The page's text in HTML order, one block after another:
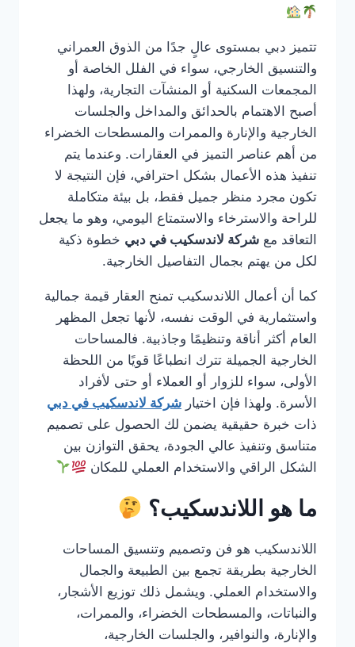
تتميز دبي بمستوى عالٍ جدًا من الذوق العمراني
والتنسيق الخارجي، سواء في الفلل الخاصة أو
المجمعات السكنية أو المنشآت التجارية، ولهذا
أصبح الاهتمام بالحدائق والمداخل والجلسات
الخارجية والإنارة والممرات والمسطحات الخضراء
من أهم عناصر التميز في العقارات. وعندما يتم
تنفيذ هذه الأعمال بشكل احترافي، فإن النتيجة لا
تكون مجرد منظر جميل فقط، بل بيئة متكاملة
للراحة والاسترخاء والاستمتاع اليومي، وهو ما يجعل
التعاقد مع شركة لاندسكيب في دبي خطوة ذكية
لكل من يهتم بجمال التفاصيل الخارجية.
كما أن أعمال اللاندسكيب تمنح العقار قيمة جمالية
واستثمارية في الوقت نفسه، لأنها تجعل المظهر
العام أكثر أناقة وتنظيمًا وجاذبية. فالمساحات
الخارجية الجميلة تترك انطباعًا قويًا من اللحظة
الأولى، سواء للزوار أو العملاء أو حتى لأفراد
الأسرة. ولهذا فإن اختيار شركة لاندسكيب في دبي
ذات خبرة حقيقية يضمن لك الحصول على تصميم
متناسق وتنفيذ عالي الجودة، يحقق التوازن بين
الشكل الراقي والاستخدام العملي للمكان
ما هو اللاندسكيب؟
اللاندسكيب هو فن وتصميم وتنسيق المساحات
الخارجية بطريقة تجمع بين الطبيعة والجمال
والاستخدام العملي. ويشمل ذلك توزيع الأشجار،
والنباتات، والمسطحات الخضراء، والممرات،
والإنارة، والنوافير، والجلسات الخارجية،